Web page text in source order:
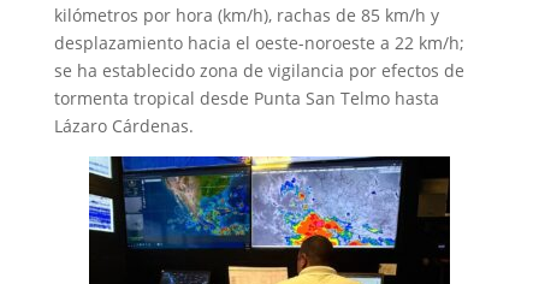
kilómetros por hora (km/h), rachas de 85 km/h y
desplazamiento hacia el oeste-noroeste a 22 km/h;
se ha establecido zona de vigilancia por efectos de
tormenta tropical desde Punta San Telmo hasta
Lázaro Cárdenas.